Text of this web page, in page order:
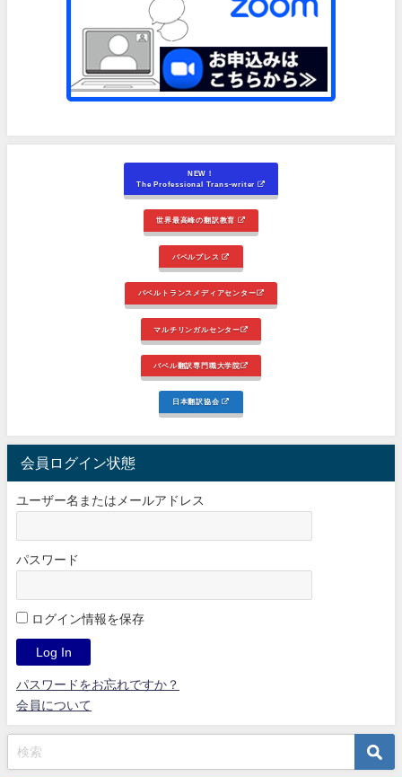
NEW！
The Professional Trans-writer
世界最高峰の翻訳教育
バベルプレス
バベルトランスメディアセンター
マルチリンガルセンター
バベル翻訳専門職大学院
日本翻訳協会
会員ログイン状態
ユーザー名またはメールアドレス
パスワード
ログイン情報を保存
パスワードをお忘れですか？
会員について